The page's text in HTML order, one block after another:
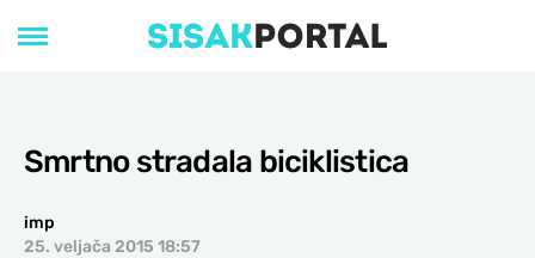
Smrtno stradala biciklistica
imp
25. veljača 2015 18:57